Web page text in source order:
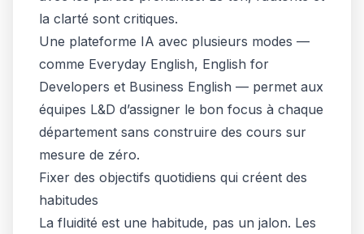
la clarté sont critiques.
Une plateforme IA avec plusieurs modes —
comme Everyday English, English for
Developers et Business English — permet aux
équipes L&D d’assigner le bon focus à chaque
département sans construire des cours sur
mesure de zéro.
Fixer des objectifs quotidiens qui créent des
habitudes
La fluidité est une habitude, pas un jalon. Les